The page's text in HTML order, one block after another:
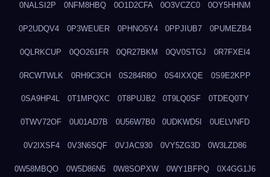
0NALSI2P 0NFM8HBQ 0O1D2CFA 0O3VCZC0 0OY5HHNM
0P2UDQV4 0P3WEUER 0PHNO5Y4 0PPJIUB7 0PUMEZB4
0QLRKCUP 0QO261FR 0QR27BKM 0QV0STGJ 0R7FXEI4
0RCWTWLK 0RH9C3CH 0S284R8O 0S4IXXQE 0S9E2KPP
0SA9HP4L 0T1MPQXC 0T8PUJB2 0T9LQ0SF 0TDEQ0TY
0TWV72OF 0U01AD7B 0U56W7B0 0UDKWD5I 0UELVNFD
0V2IXSF4 0V3N6SQF 0VJAC930 0VY5ZG3D 0W3LZD86
0W58MBQO 0W5D86N5 0W8SOPXW 0WY1BFPQ 0X4GG1J6